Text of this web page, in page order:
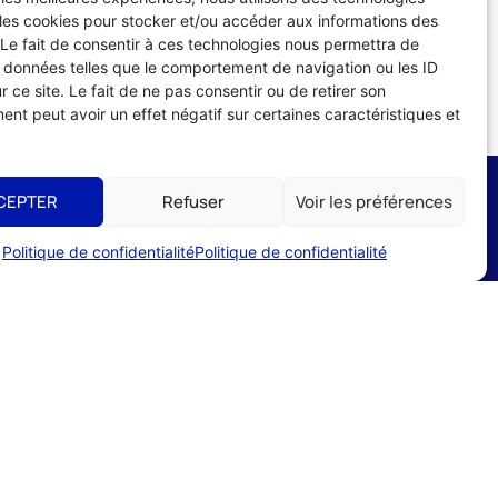
cookies pour stocker et/ou accéder aux informations des
fait de consentir à ces technologies nous permettra de
telles que le comportement de navigation ou les ID
ce site. Le fait de ne pas consentir ou de retirer son
peut avoir un effet négatif sur certaines caractéristiques et
Refuser Voir les préférences
Politique de confidentialitéPolitique de confidentialité